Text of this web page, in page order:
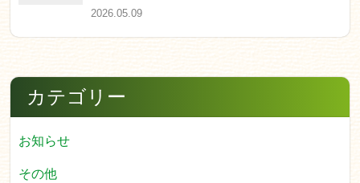
2026.05.09
カテゴリー
お知らせ
その他